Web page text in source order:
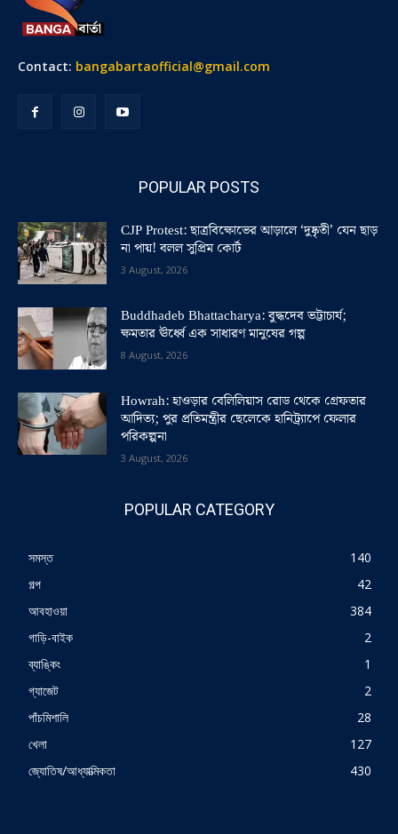
Contact: bangabartaofficial@gmail.com
POPULAR POSTS
CJP Protest: ছাত্রবিক্ষোভের আড়ালে ‘দুষ্কৃতী’ যেন ছাড়
না পায়! বলল সুপ্রিম কোর্ট
3 August, 2026
Buddhadeb Bhattacharya: বুদ্ধদেব ভট্টাচার্য;
ক্ষমতার ঊর্ধ্বে এক সাধারণ মানুষের গল্প
8 August, 2026
Howrah: হাওড়ার বেলিলিয়াস রোড থেকে গ্রেফতার
আদিত্য; পুর প্রতিমন্ত্রীর ছেলেকে হানিট্র্যাপে ফেলার
পরিকল্পনা
3 August, 2026
POPULAR CATEGORY
সমস্ত
140
গল্প
42
আবহাওয়া
384
গাড়ি-বাইক
2
ব্যাঙ্কিং
1
গ্যাজেট
2
পাঁচমিশালি
28
খেলা
127
জ্যোতিষ/আধ্যাত্মিকতা
430